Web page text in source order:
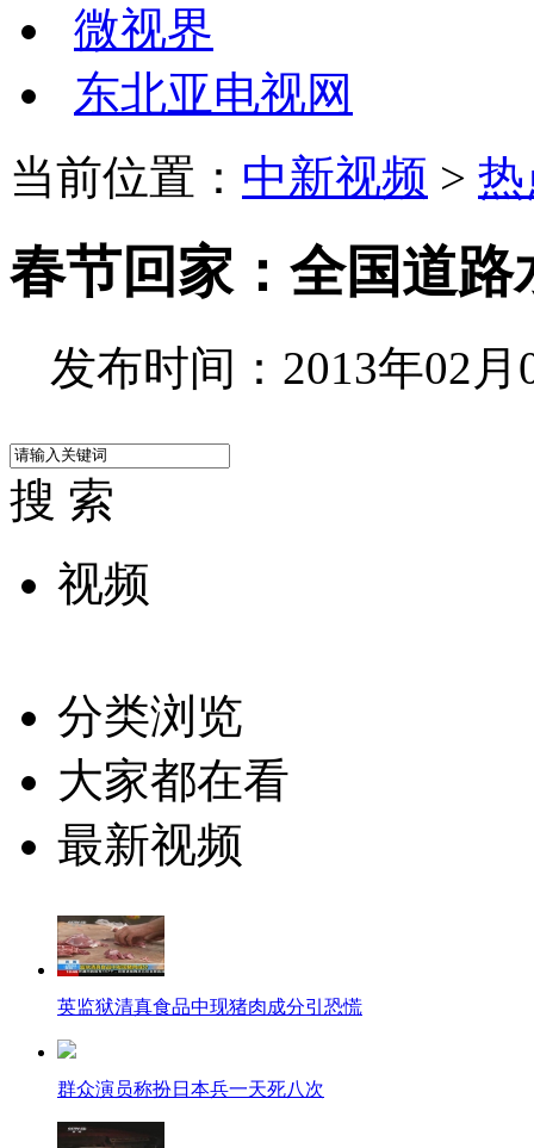
微视界
东北亚电视网
当前位置： 中新视频 >
春节回家：全国道路
发布时间：2013年02月
搜 索
视频
分类浏览
大家都在看
最新视频
英监狱清真食品中现猪肉成分引恐慌
群众演员称扮日本兵一天死八次